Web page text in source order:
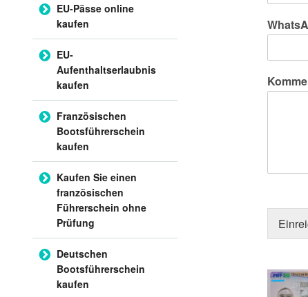
EU-Pässe online
kaufen
EU-
Aufenthaltserlaubnis
kaufen
Französischen
Bootsführerschein
kaufen
Kaufen Sie einen
französischen
Führerschein ohne
Prüfung
Deutschen
Bootsführerschein
kaufen